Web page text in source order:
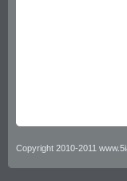
Copyright 2010-2011